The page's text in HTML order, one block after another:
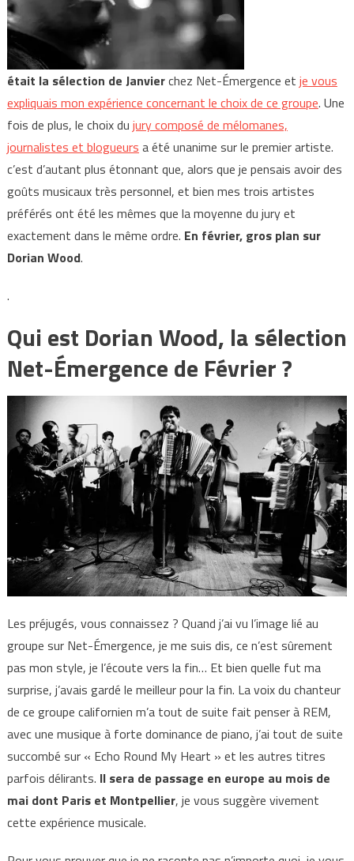
était la sélection de Janvierchez Net-Émergence et je vous
expliquais mon expérience concernant le choix de ce groupe. Une
fois de plus, le choix du jury composé de mélomanes,
journalistes et blogueurs a été unanime sur le premier artiste.
c’est d’autant plus étonnant que, alors que je pensais avoir des
goûts musicaux très personnel, et bien mes trois artistes
préférés ont été les mêmes que la moyenne du jury et
exactement dans le même ordre. En février, gros plan sur
Dorian Wood.
.
Qui est Dorian Wood, la sélection
Net-Émergence de Février ?
Les préjugés, vous connaissez ? Quand j’ai vu l’image lié au
groupe sur Net-Émergence, je me suis dis, ce n’est sûrement
pas mon style, je l’écoute vers la fin… Et bien quelle fut ma
surprise, j’avais gardé le meilleur pour la fin. La voix du chanteur
de ce groupe californien m’a tout de suite fait penser à REM,
avec une musique à forte dominance de piano, j’ai tout de suite
succombé sur « Echo Round My Heart » et les autres titres
parfois délirants. Il sera de passage en europe au mois de
mai dont Paris et Montpellier, je vous suggère vivement
cette expérience musicale.